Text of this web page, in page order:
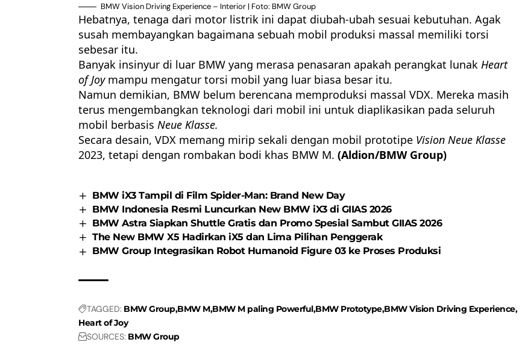
BMW Vision Driving Experience – Interior | Foto: BMW Group
Hebatnya, tenaga dari motor listrik ini dapat diubah-ubah sesuai kebutuhan. Agak
susah membayangkan bagaimana sebuah mobil produksi massal memiliki torsi
sebesar itu.
Banyak insinyur di luar BMW yang merasa penasaran apakah perangkat lunak Heart
of Joymampu mengatur torsi mobil yang luar biasa besar itu.
Namun demikian, BMW belum berencana memproduksi massal VDX. Mereka masih
terus mengembangkan teknologi dari mobil ini untuk diaplikasikan pada seluruh
mobil berbasis Neue Klasse.
Secara desain, VDX memang mirip sekali dengan mobil prototipe Vision Neue Klasse
2023, tetapi dengan rombakan bodi khas BMW M. (Aldion/BMW Group)
BMW iX3 Tampil di Film Spider-Man: Brand New Day
BMW Indonesia Resmi Luncurkan New BMW iX3 di GIIAS 2026
BMW Astra Siapkan Shuttle Gratis dan Promo Spesial Sambut GIIAS 2026
The New BMW X5 Hadirkan iX5 dan Lima Pilihan Penggerak
BMW Group Integrasikan Robot Humanoid Figure 03 ke Proses Produksi
TAGGED: BMW GroupBMW MBMW M paling PowerfulBMW PrototypeBMW Vision Driving Experience
Heart of Joy
SOURCES: BMW Group